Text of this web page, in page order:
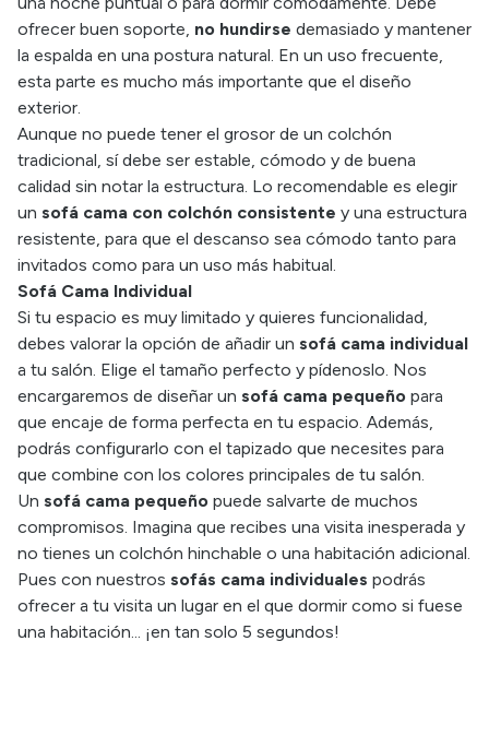
ofrecer buen soporte, no hundirse demasiado y mantener
la espalda en una postura natural. En un uso frecuente,
esta parte es mucho más importante que el diseño
exterior.
Aunque no puede tener el grosor de un colchón
tradicional, sí debe ser estable, cómodo y de buena
calidad sin notar la estructura. Lo recomendable es elegir
un sofá cama con colchón consistente y una estructura
resistente, para que el descanso sea cómodo tanto para
invitados como para un uso más habitual.
Sofá Cama Individual
Si tu espacio es muy limitado y quieres funcionalidad,
debes valorar la opción de añadir un sofá cama individual
a tu salón. Elige el tamaño perfecto y pídenoslo. Nos
encargaremos de diseñar un sofá cama pequeño para
que encaje de forma perfecta en tu espacio. Además,
podrás configurarlo con el tapizado que necesites para
que combine con los colores principales de tu salón.
Un sofá cama pequeño puede salvarte de muchos
compromisos. Imagina que recibes una visita inesperada y
no tienes un colchón hinchable o una habitación adicional.
Pues con nuestros sofás cama individuales podrás
ofrecer a tu visita un lugar en el que dormir como si fuese
una habitación... ¡en tan solo 5 segundos!